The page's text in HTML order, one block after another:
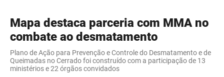
Mapa destaca parceria com MMA no
combate ao desmatamento
Plano de Ação para Prevenção e Controle do Desmatamento e de
Queimadas no Cerrado foi construído com a participação de 13
ministérios e 22 órgãos convidados